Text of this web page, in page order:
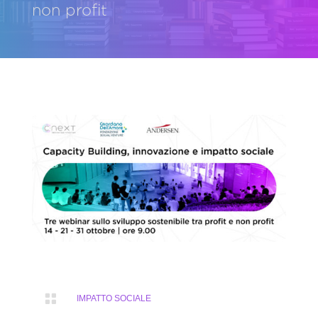
non profit
 IMPATTO SOCIALE